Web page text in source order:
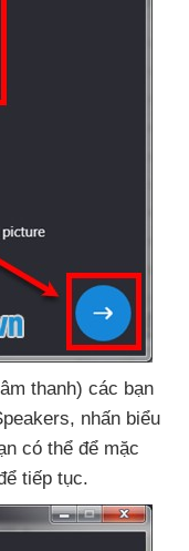
thanh) các bạn
, nhấn biểu
có thể để mặc
tiếp tục.